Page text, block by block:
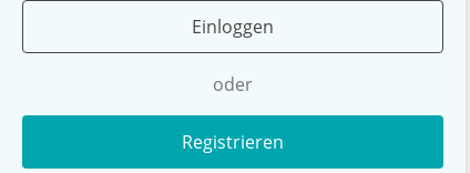
Einloggen
oder
Registrieren